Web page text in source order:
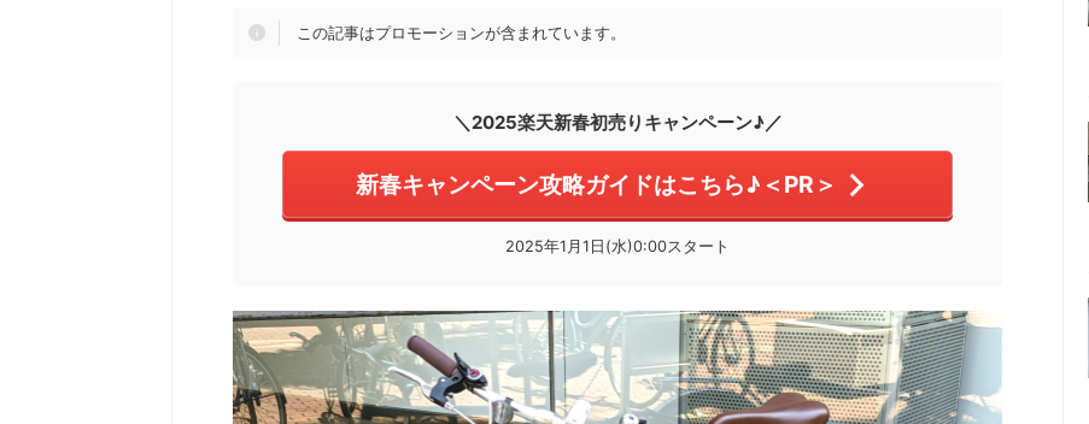
この記事はプロモーションが含まれています。
＼2025楽天新春初売りキャンペーン♪／
新春キャンペーン攻略ガイドはこちら♪＜PR＞
2025年1月1日(水)0:00スタート